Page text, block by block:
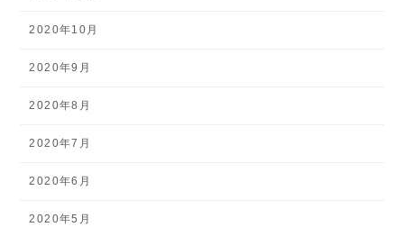
2020年10月
2020年9月
2020年8月
2020年7月
2020年6月
2020年5月